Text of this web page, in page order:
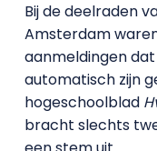
Bij de deelraden
Amsterdam
aanmeldingen
automatisch zijn
hogeschoolblad
bracht slechts